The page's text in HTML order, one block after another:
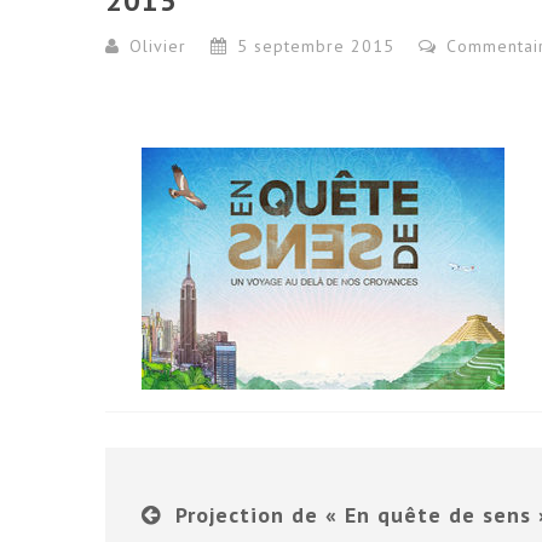
Olivier 5 septembre 2015
Projection de « En quête de sens